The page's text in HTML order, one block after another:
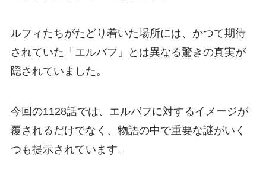
ルフィたちがたどり着いた場所には、かつて期待
されていた「エルバフ」とは異なる驚きの真実が
隠されていました。
今回の1128話では、エルバフに対するイメージが
覆されるだけでなく、物語の中で重要な謎がいく
つも提示されています。